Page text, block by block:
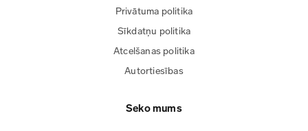
Privātuma politika
Sīkdatņu politika
Atcelšanas politika
Autortiesības
Seko mums